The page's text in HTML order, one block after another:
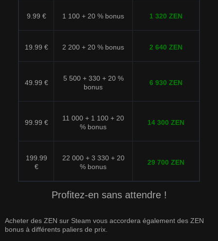
9.99 € 1 100 + 20 % bonus 1 320 ZEN
19.99 € 2 200 + 20 % bonus 2 640 ZEN
49.99 €
5 500 + 330 + 20 %
bonus
6 930 ZEN
99.99 €
11 000 + 1 100 + 20
% bonus
14 300 ZEN
199.99
€
22 000 + 3 330 + 20
% bonus
29 700 ZEN
Profitez-en sans attendre !
Acheter des ZEN sur Steam vous accordera également des ZEN
bonus à différents paliers de prix.